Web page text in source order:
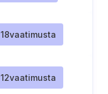
18vaatimusta
12vaatimusta